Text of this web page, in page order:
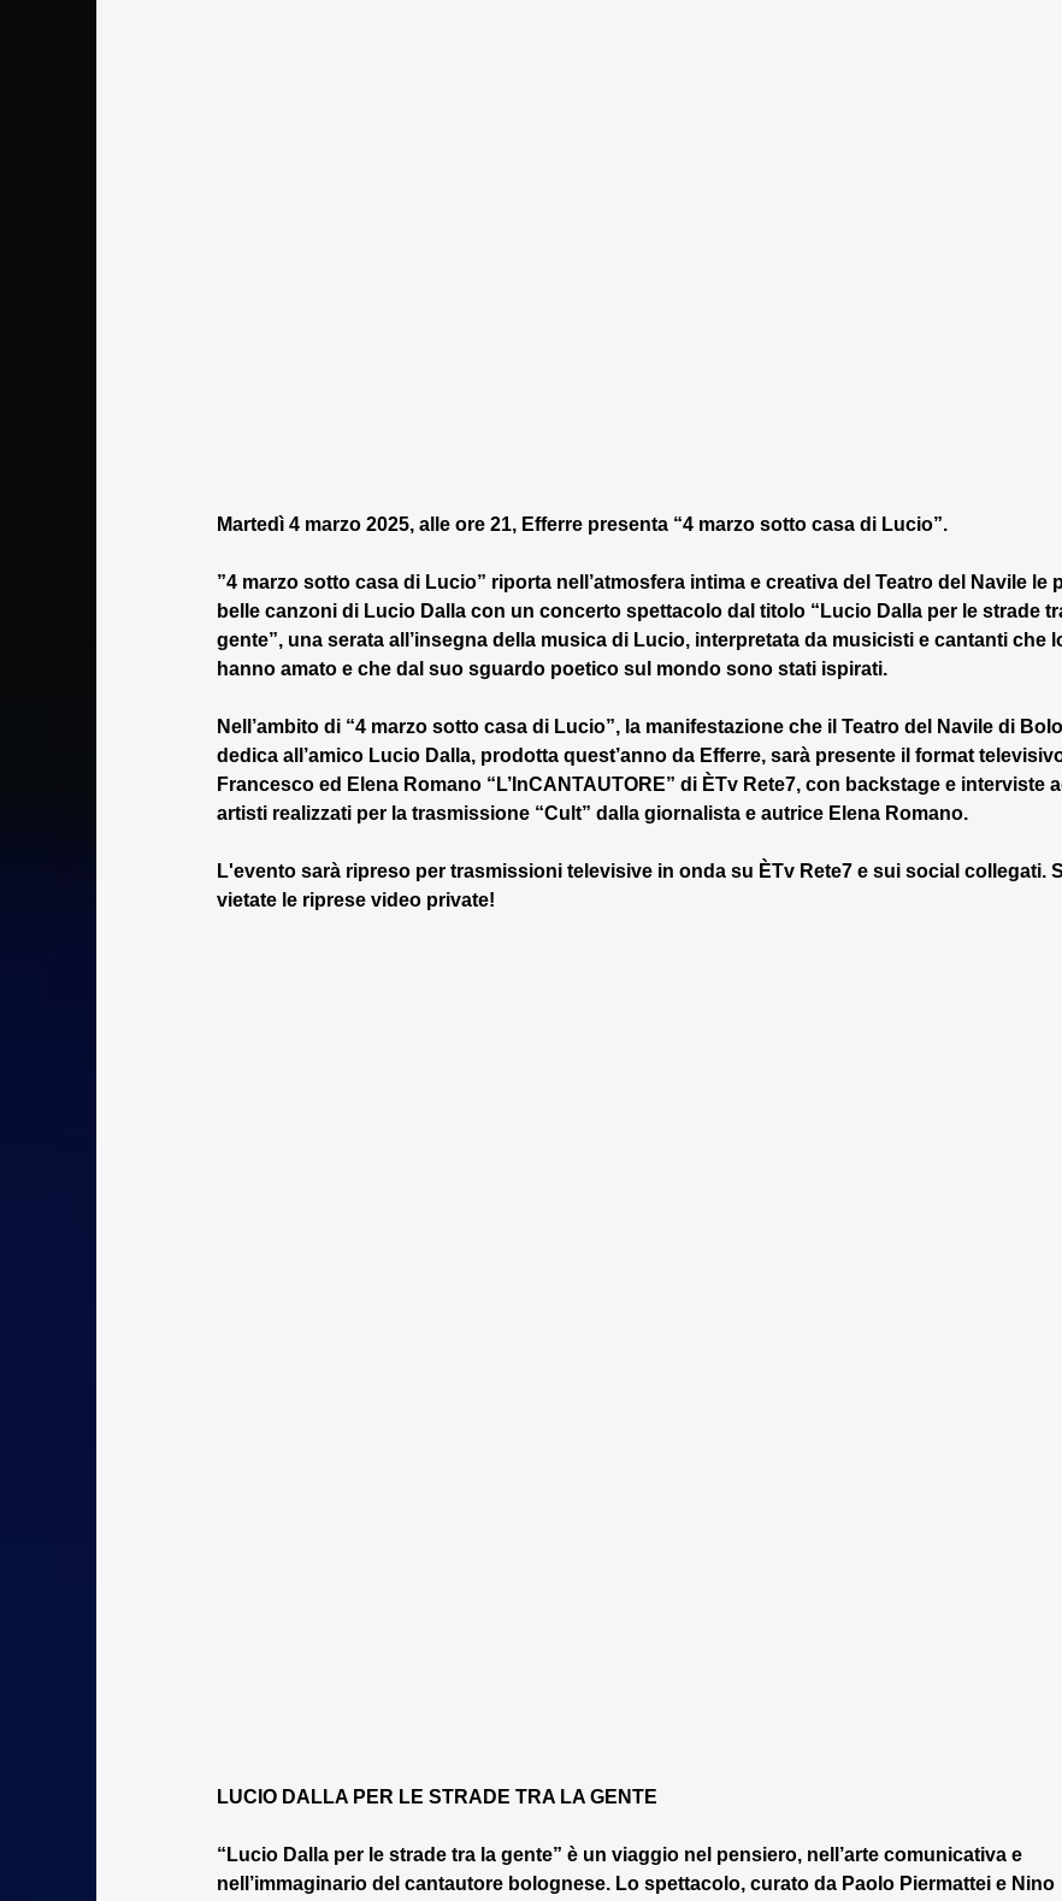
Martedì 4 marzo 2025, alle ore 21, Efferre presenta “4 marzo sotto casa di Lucio”.
”4 marzo sotto casa di Lucio” riporta nell’atmosfera intima e creativa del Teatro del Navile le
belle canzoni di Lucio Dalla con un concerto spettacolo dal titolo “Lucio Dalla per le strade
gente”, una serata all’insegna della musica di Lucio, interpretata da musicisti e cantanti che
hanno amato e che dal suo sguardo poetico sul mondo sono stati ispirati.
Nell’ambito di “4 marzo sotto casa di Lucio”, la manifestazione che il Teatro del Navile di
dedica all’amico Lucio Dalla, prodotta quest’anno da Efferre, sarà presente il format
Francesco ed Elena Romano “L’InCANTAUTORE” di ÈTv Rete7, con backstage e interviste
artisti realizzati per la trasmissione “Cult” dalla giornalista e autrice Elena Romano.
L'evento sarà ripreso per trasmissioni televisive in onda su ÈTv Rete7 e sui social collegati.
vietate le riprese video private!
LUCIO DALLA PER LE STRADE TRA LA GENTE
“Lucio Dalla per le strade tra la gente” è un viaggio nel pensiero, nell’arte comunicativa e
nell’immaginario del cantautore bolognese. Lo spettacolo, curato da Paolo Piermattei e Nino